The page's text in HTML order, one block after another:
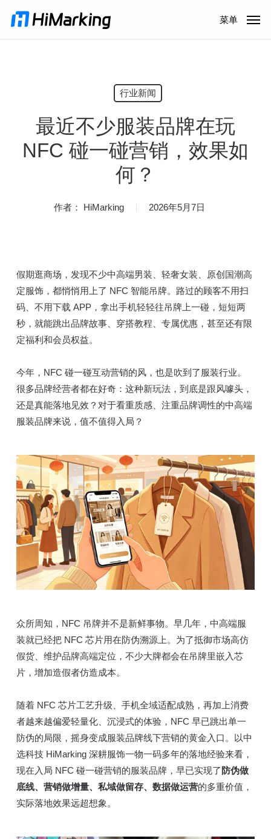
菜单
行业新闻
最近不少服装品牌在玩
NFC 碰一碰营销，效果如
何？
作者： HiMarking 2026年5月7日
假期逛商场，发现不少中高端男装、轻奢女装、原创国潮高
定服饰，都悄悄用上了 NFC 智能吊牌。路过的顾客不用扫
码、不用下载 APP，拿出手机轻轻往吊牌上一碰，短短两
秒，就能跳出品牌故事、穿搭教程、专属优惠，甚至还有限
定福利和会员权益。
今年，NFC 碰一碰互动营销的风，也是吹到了服装行业。
很多品牌经营者都在好奇：这种新玩法，到底是跟风噱头，
还是真能落地见效？对于看重质感、注重品牌调性的中高端
服装品牌来说，值不值得入局？
众所周知，NFC 吊牌并不是新鲜事物。早几年，中高端服
装就已经把 NFC 芯片用在防伪溯源上。为了抵御市场高仿
假货、维护品牌高端定位，不少大牌都会在吊牌里嵌入芯
片，增加造假者仿造成本。
随着 NFC 芯片工艺升级、手机全域适配成熟，再加上消费
者越来越偏爱轻量化、沉浸式的体验，NFC 早已跳出单一
防伪的局限，摇身变成服装品牌线下营销的黄金入口。以中
选科技 HiMarking 深耕服饰一物一码多年的落地经验来看，
现在入局 NFC 碰一碰营销的服装品牌，早已实现了 防伪做
底线、营销做增量、私域做留存、数据做运营的多重价值，
实际落地效果远超想象。